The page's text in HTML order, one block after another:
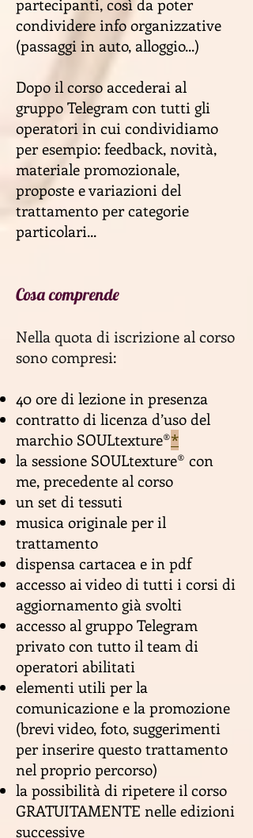
partecipanti, così da poter
condividere info organizzative
(passaggi in auto, alloggio...)
Dopo il corso accederai al
gruppo Telegram con tutti gli
operatori in cui condividiamo
per esempio: feedback, novità,
materiale promozionale,
proposte e variazioni del
trattamento per categorie
particolari...
Cosa comprende
Nella quota di iscrizione al corso
sono compresi:
40 ore di lezione in presenza
contratto di licenza d’uso del
marchio SOULtexture®*
la sessione SOULtexture® con
me, precedente al corso
un set di tessuti
musica originale per il
trattamento
dispensa cartacea e in pdf
accesso ai video di tutti i corsi di
aggiornamento già svolti
accesso al gruppo Telegram
privato con tutto il team di
operatori abilitati
elementi utili per la
comunicazione e la promozione
(brevi video, foto, suggerimenti
per inserire questo trattamento
nel proprio percorso)
la possibilità di ripetere il corso
GRATUITAMENTE nelle edizioni
successive